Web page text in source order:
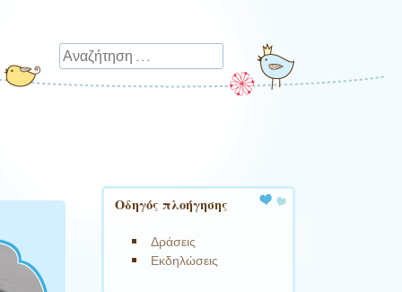
Αναζήτηση
Οδηγός πλοήγησης
Δράσεις
Εκδηλώσεις